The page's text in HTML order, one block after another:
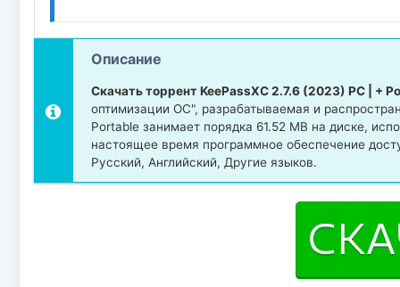
Описание
Скачать торрент KeePassXC 2.7.6 (2023) PC | +
оптимизации ОС", разрабатываемая и
Portable занимает порядка 61.52 MB на диске,
настоящее время программное обеспечение
Русский, Английский, Другие языков.